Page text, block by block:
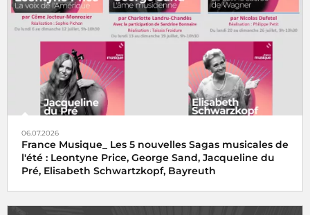
06.07.2026
France Musique_ Les 5 nouvelles Sagas musicales de
l'été : Leontyne Price, George Sand, Jacqueline du
Pré, Elisabeth Schwartzkopf, Bayreuth